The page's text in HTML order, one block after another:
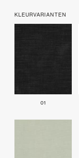
KLEURVARIANTEN
01